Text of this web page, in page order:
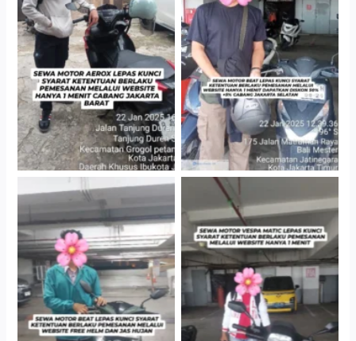
Cabang Jakarta Barat
Cityplaza Jatinegara
Gedung Parkir P6A
Cityplaza Jatinegara
Gedung Parkir P6A
Cityplaza Jatinegara
Gedung Parkir P6A